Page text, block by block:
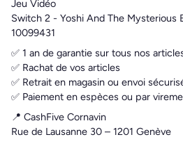
Jeu Vidéo
Switch 2 - Yoshi And The Mysterious
10099431
✅ 1 an de garantie sur tous nos
✅ Rachat de vos articles
✅ Retrait en magasin ou envoi
✅ Paiement en espèces ou par
📍 CashFive Cornavin
Rue de Lausanne 30 – 1201 Genève